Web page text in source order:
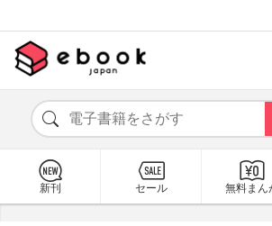
新刊 セール 無料まん